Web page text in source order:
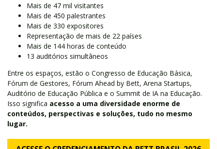
Mais de 47 mil visitantes
Mais de 450 palestrantes
Mais de 330 expositores
Representação de mais de 22 países
Mais de 144 horas de conteúdo
13 auditórios simultâneos
Entre os espaços, estão o Congresso de Educação Básica,
Fórum de Gestores, Fórum Ahead by Bett, Arena Startups,
Auditório de Educação Pública e o Summit de IA na Educação.
Isso significa acesso a uma diversidade enorme de
conteúdos, perspectivas e soluções, tudo no mesmo
lugar.